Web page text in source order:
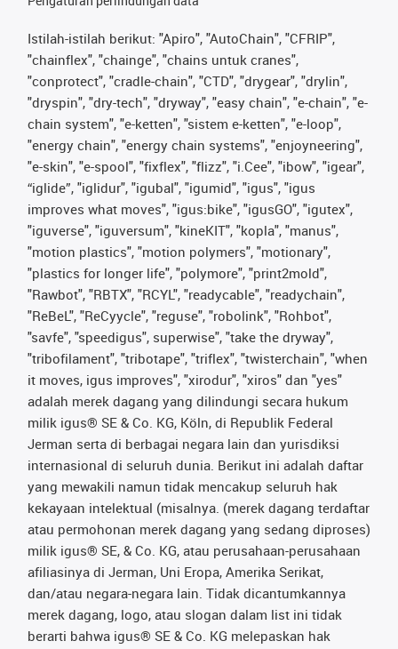
Istilah-istilah berikut: "Apiro", "AutoChain", "CFRIP",
"chainflex", "chainge", "chains untuk cranes",
"conprotect", "cradle-chain", "CTD", "drygear", "drylin",
"dryspin", "dry-tech", "dryway", "easy chain", "e-chain", "e-
chain system", "e-ketten", "sistem e-ketten", "e-loop",
"energy chain", "energy chain systems", "enjoyneering",
"e-skin", "e-spool", "fixflex", "flizz", "i.Cee", "ibow", "igear",
“iglide”, "iglidur", "igubal", "igumid", "igus", "igus
improves what moves", "igus:bike", "igusGO", "igutex",
"iguverse", "iguversum", "kineKIT", "kopla", "manus",
"motion plastics", "motion polymers", "motionary",
"plastics for longer life", "polymore", "print2mold",
"Rawbot", "RBTX", "RCYL", "readycable", "readychain",
"ReBeL", "ReCyycle", "reguse", "robolink", "Rohbot",
"savfe", "speedigus", superwise", "take the dryway",
"tribofilament", "tribotape", "triflex", "twisterchain", "when
it moves, igus improves", "xirodur", "xiros" dan "yes"
adalah merek dagang yang dilindungi secara hukum
milik igus® SE & Co. KG, Köln, di Republik Federal
Jerman serta di berbagai negara lain dan yurisdiksi
internasional di seluruh dunia. Berikut ini adalah daftar
yang mewakili namun tidak mencakup seluruh hak
kekayaan intelektual (misalnya. (merek dagang terdaftar
atau permohonan merek dagang yang sedang diproses)
milik igus® SE, & Co. KG, atau perusahaan-perusahaan
afiliasinya di Jerman, Uni Eropa, Amerika Serikat,
dan/atau negara-negara lain. Tidak dicantumkannya
merek dagang, logo, atau slogan dalam list ini tidak
berarti bahwa igus® SE & Co. KG melepaskan hak